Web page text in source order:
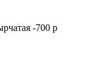
-700 р